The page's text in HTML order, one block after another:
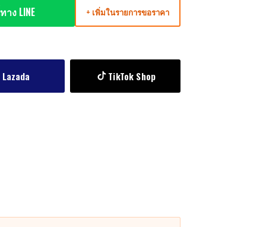
ง LINE + เพิ่มในรายการขอราคา
Lazada TikTok Shop